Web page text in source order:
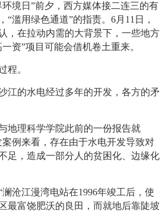
日”前夕，西方媒体接二连三的有
“滥用绿色通道”的指责。6月11日，
，在拉动内需的大背景下，一些地方
资”项目可能会借机卷土重来。
。
的水电经过多年的开发，各方的矛
理科学学院此前的一份报告就
例来看，存在由于水电开发导致对
足，造成一部分人的贫困化、边缘化
江漫湾电站在1996年竣工后，使
最富饶肥沃的良田，而就地后靠陡坡